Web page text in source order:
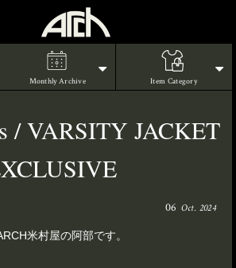
Monthly Archive Item Category
/ VARSITY JACKET
06 Oct. 2024
米村屋の阿部です。